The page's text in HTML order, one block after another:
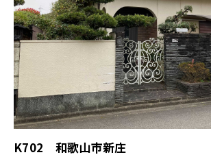
K702 和歌山市新庄